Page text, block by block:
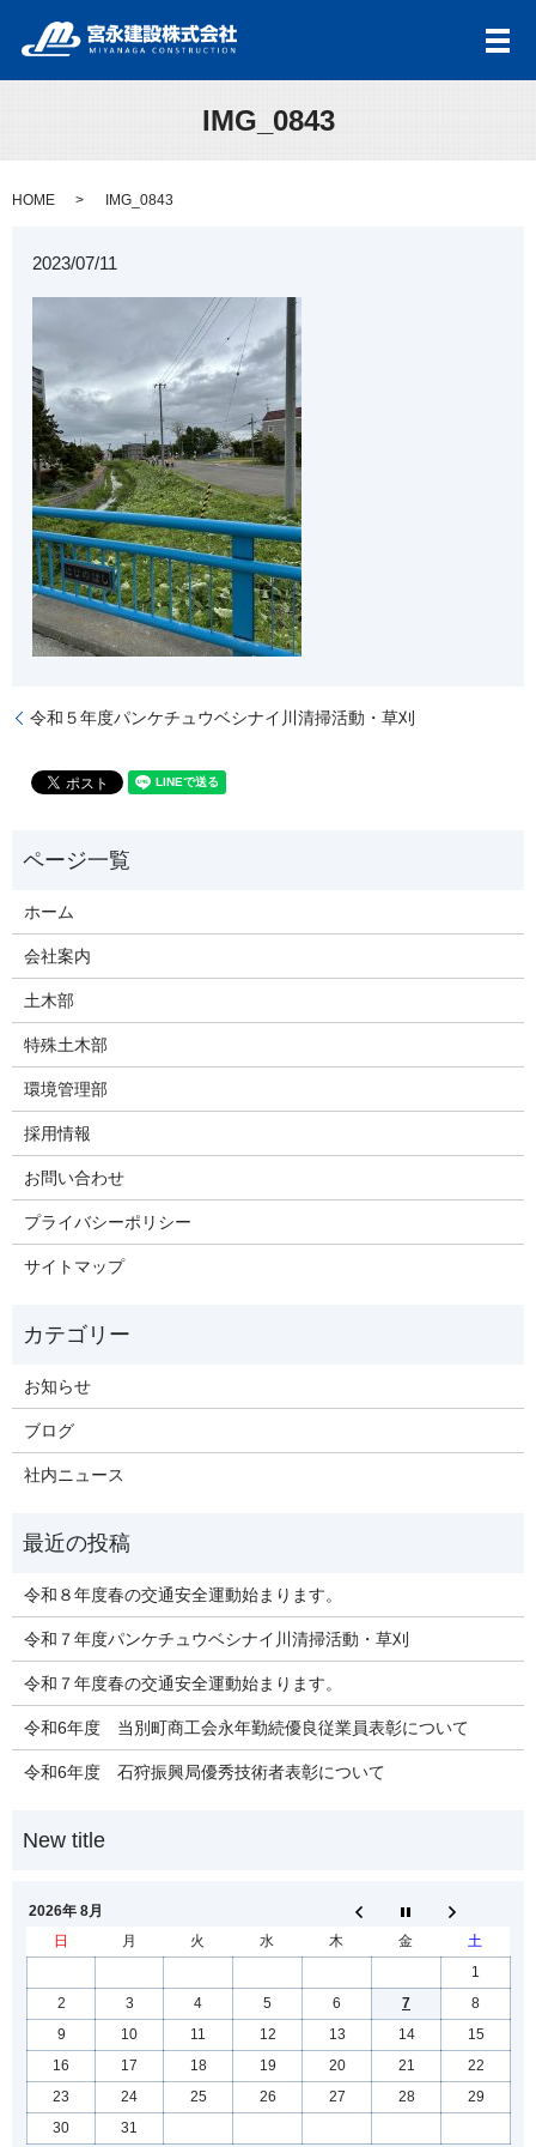
メ
IMG_0843
HOME IMG_0843
2023/07/11
令和５年度パンケチュウベシナイ川清掃活動・草刈
ホーム
会社案内
土木部
特殊土木部
環境管理部
採用情報
お問い合わせ
プライバシーポリシー
サイトマップ
お知らせ
ブログ
社内ニュース
令和８年度春の交通安全運動始まります。
令和７年度パンケチュウベシナイ川清掃活動・草刈
令和７年度春の交通安全運動始まります。
令和6年度 当別町商工会永年勤続優良従業員表彰について
令和6年度 石狩振興局優秀技術者表彰について
2026年 8月
日
月 火 水 木 金
土
1
2
3 4 5 6 7
8
9
10 11 12 13 14
15
16
17 18 19 20 21
22
23
24 25 26 27 28
29
30
31